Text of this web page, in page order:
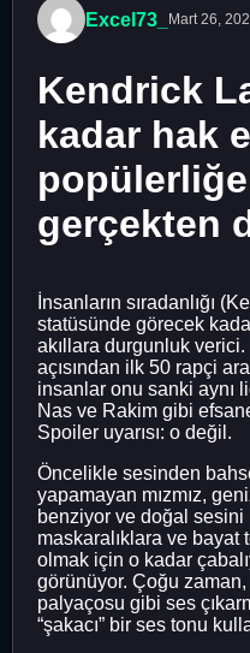
Excel73_ Mart 26,
Kendrick
kadar hak
gerçekten
İnsanların sıradanlığı
statüsünde görecek
akıllara durgunluk
açısından ilk 50 rapçi
insanlar onu sanki aynı
Nas ve Rakim gibi
Spoiler uyarısı: o değil.
Öncelikle sesinden
yapamayan mızmız,
benziyor ve doğal sesini
maskaralıklara ve bayat
olmak için o kadar
görünüyor. Çoğu zaman,
palyaçosu gibi ses
“şakacı” bir ses tonu